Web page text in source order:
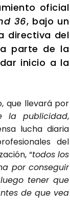
ofi­cial
36, bajo un
direc­ti­va del
par­te de la
ini­cio a la
que lle­va­rá por
la publi­ci­dad,
lucha dia­ria
del
“todos los
por con­se­guir
tener que
de que vea